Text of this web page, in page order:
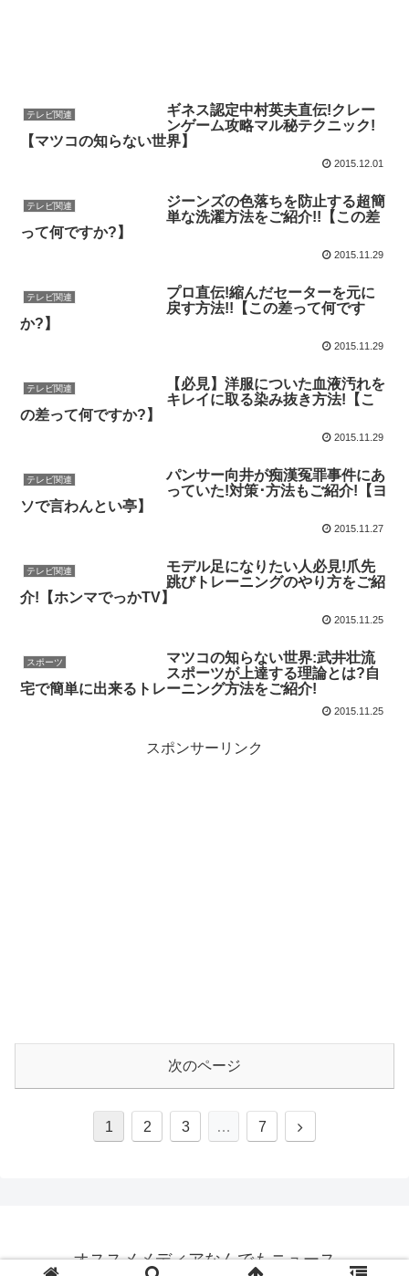
テレビ関連
ギネス認定中村英夫直伝!クレー
ンゲーム攻略マル秘テクニック!
【マツコの知らない世界】
2015.12.01
テレビ関連
ジーンズの色落ちを防止する超簡
単な洗濯方法をご紹介!!【この差
って何ですか?】
2015.11.29
テレビ関連
プロ直伝!縮んだセーターを元に
戻す方法!!【この差って何です
か?】
2015.11.29
テレビ関連
【必見】洋服についた血液汚れを
キレイに取る染み抜き方法!【こ
の差って何ですか?】
2015.11.29
テレビ関連
パンサー向井が痴漢冤罪事件にあ
っていた!対策･方法もご紹介!【ヨ
ソで言わんとい亭】
2015.11.27
テレビ関連
モデル足になりたい人必見!爪先
跳びトレーニングのやり方をご紹
介!【ホンマでっかTV】
2015.11.25
スポーツ
マツコの知らない世界:武井壮流
スポーツが上達する理論とは?自
宅で簡単に出来るトレーニング方法をご紹介!
2015.11.25
スポンサーリンク
次のページ
1 2 3 … 7
オススメメディアなんでもニュース